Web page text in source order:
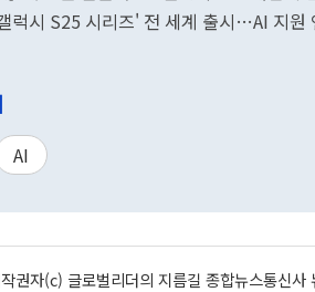
럭시 S25 시리즈' 전 세계 출시…AI 지원
AI
권자(c) 글로벌리더의 지름길 종합뉴스통신